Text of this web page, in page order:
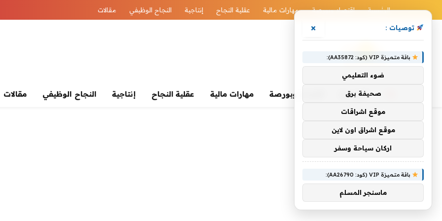
الرئيسية اقتصاد وبورصة مهارات مالية عقلية النجاح إنتاجية النجاح الوظيفي مقالات
الرئيسية اقتصاد وبورصة مهارات مالية عقلية النجاح إنتاجية النجاح الوظيفي مقالات
توصيات : ×
باقة متميزة VIP (كود: AA35872):
ضوء التعليمي
صحيفة برق
موقع اشراقات
موقع اشراق اون لاين
اركان سياحة وسفر
باقة متميزة VIP (كود: AA26790):
ماسنجر المسلم